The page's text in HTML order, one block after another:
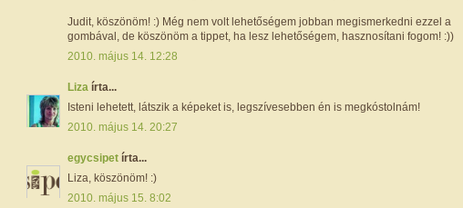
Judit, köszönöm! :) Még nem volt lehetőségem jobban megismerkedni ezzel a
gombával, de köszönöm a tippet, ha lesz lehetőségem, hasznosítani fogom! :))
2010. május 14. 12:28
Liza írta...
Isteni lehetett, látszik a képeket is, legszívesebben én is megkóstolnám!
2010. május 14. 20:27
egycsipet írta...
Liza, köszönöm! :)
2010. május 15. 8:02